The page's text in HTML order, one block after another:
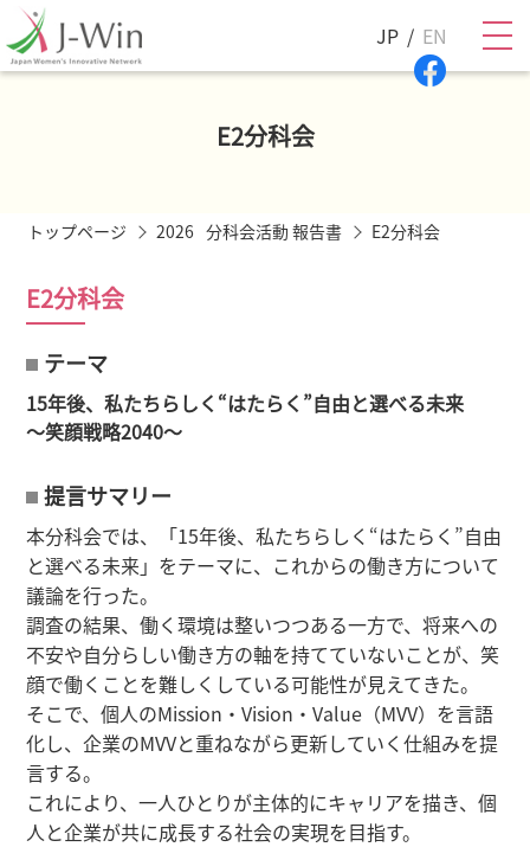
JP EN
E2分科会
トップページ 2026 分科会活動 報告書 E2分科会
E2分科会
テーマ
15年後、私たちらしく“はたらく”自由と選べる未来
〜笑顔戦略2040〜
提言サマリー
本分科会では、「15年後、私たちらしく“はたらく”自由
と選べる未来」をテーマに、これからの働き方について
議論を行った。
調査の結果、働く環境は整いつつある一方で、将来への
不安や自分らしい働き方の軸を持てていないことが、笑
顔で働くことを難しくしている可能性が見えてきた。
そこで、個人のMission・Vision・Value（MVV）を言語
化し、企業のMVVと重ねながら更新していく仕組みを提
言する。
これにより、一人ひとりが主体的にキャリアを描き、個
人と企業が共に成長する社会の実現を目指す。